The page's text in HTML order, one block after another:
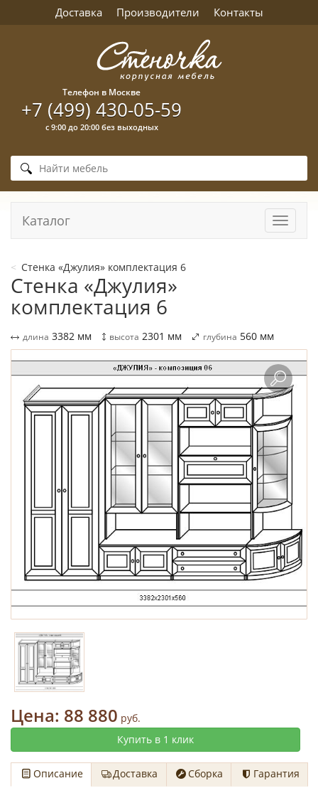
Доставка Производители Контакты
Телефон в Москве
+7 (499) 430-05-59
с 9:00 до 20:00 без выходных
Каталог
Стенка «Джулия» комплектация 6
Стенка «Джулия»
комплектация 6
длина 3382 мм высота 2301 мм глубина 560 мм
Цена: 88 880 руб.
Купить в 1 клик
Описание Доставка Сборка
Гарантия